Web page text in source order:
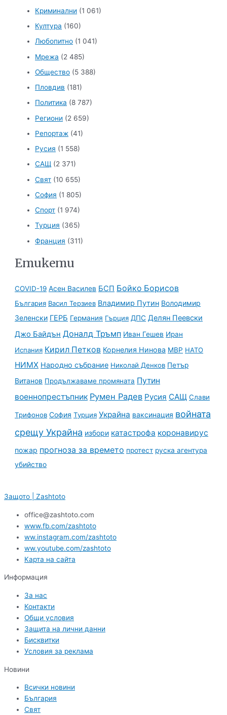
Криминални (1 061)
Култура (160)
Любопитно (1 041)
Мрежа (2 485)
Общество (5 388)
Пловдив (181)
Политика (8 787)
Региони (2 659)
Репортаж (41)
Русия (1 558)
САЩ (2 371)
Свят (10 655)
София (1 805)
Спорт (1 974)
Турция (365)
Франция (311)
Етикети
COVID-19 Асен Василев БСП Бойко Борисов
България Васил Терзиев Владимир Путин Володимир
Зеленски ГЕРБ Германия Гърция ДПС Делян Пеевски
Джо Байдън Доналд Тръмп Иван Гешев Иран
Испания Кирил Петков Корнелия Нинова МВР НАТО
НИМХ Народно събрание Николай Денков Петър
Витанов Продължаваме промяната Путин
военнопрестъпник Румен Радев Русия САЩ Слави
Трифонов София Турция Украйна ваксинация войната
срещу Украйна избори катастрофа коронавирус
пожар прогноза за времето протест руска агентура
убийство
Защото | Zashtoto
office@zashtoto.com
www.fb.com/zashtoto
ww.instagram.com/zashtoto
ww.youtube.com/zashtoto
Карта на сайта
Информация
За нас
Контакти
Общи условия
Защита на лични данни
Бисквитки
Условия за реклама
Новини
Всички новини
България
Свят